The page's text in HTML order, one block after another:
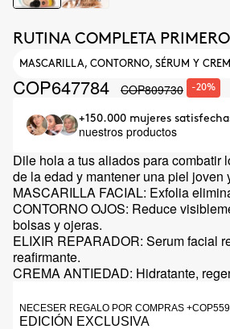
RUTINA COMPLETA
MASCARILLA, CONTORNO, SÉRUM Y
COP647784 COP809730 -20%
+150.000 mujeres
nuestros productos
Dile hola a tus aliados para combatir
de la edad y mantener una piel joven
MASCARILLA FACIAL: Exfolia
CONTORNO OJOS: Reduce
bolsas y ojeras.
ELIXIR REPARADOR: Serum facial
reafirmante.
CREMA ANTIEDAD: Hidratante,
NECESER REGALO POR COMPRAS
EDICIÓN EXCLUSIVA